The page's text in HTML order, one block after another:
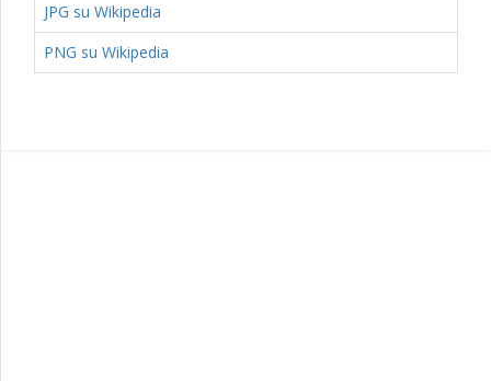
JPG su Wikipedia
PNG su Wikipedia